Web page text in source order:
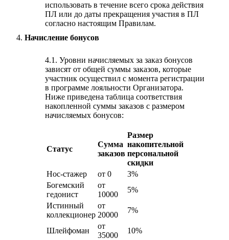
использовать в течение всего срока действия
ПЛ или до даты прекращения участия в ПЛ
согласно настоящим Правилам.
Начисление бонусов
4.1. Уровни начисляемых за заказ бонусов
зависят от общей суммы заказов, которые
участник осуществил с момента регистрации
в программе лояльности Организатора.
Ниже приведена таблица соответствия
накопленной суммы заказов с размером
начисляемых бонусов:
Статус
Сумма
заказов
Размер
накопительной
персональной
скидки
Нос-стажер
от 0
3%
Богемский
гедонист
от
10000
5%
Истинный
коллекционер
от
20000
7%
Шлейфоман
от
35000
10%